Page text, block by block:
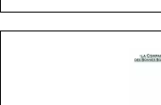
Fruitesse